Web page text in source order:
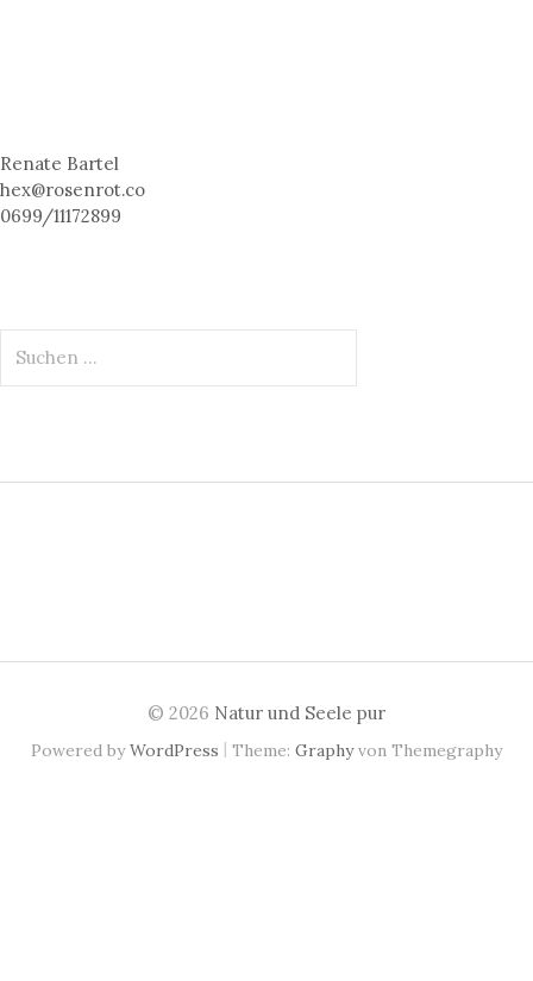
Renate Bartel
hex@rosenrot.co
0699/11172899
c
© 2026 Natur und Seele pur
Powered byWordPress | Theme: Graphyvon Themegraphy